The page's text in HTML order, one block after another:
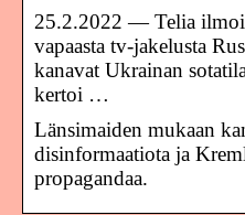
25.2.2022 — Telia
vapaasta tv-jakelusta
kanavat Ukrainan
kertoi …
Länsimaiden mukaan
disinformaatiota ja
propagandaa.